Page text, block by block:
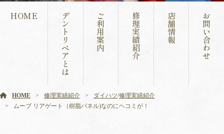
HOME デ
ン
ト
リ
ペ
ア
と
は
ご
利
用
案
内
修
理
実
績
紹
介
店
舗
情
報
お
問
い
合
わ
せ
HOME 修理実績紹介 ダイハツ/修理実績紹介
ムーブ リアゲート（樹脂パネル)なのにヘコミが！